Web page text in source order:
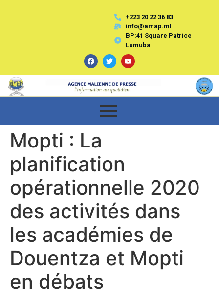
+223 20 22 36 83
info@amap.ml
BP:41 Square Patrice
Lumuba
Mopti : La
planification
opérationnelle 2020
des activités dans
les académies de
Douentza et Mopti
en débats